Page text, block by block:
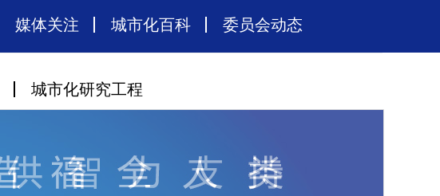
媒体关注 城市化百科 委员会动态
城市化研究工程